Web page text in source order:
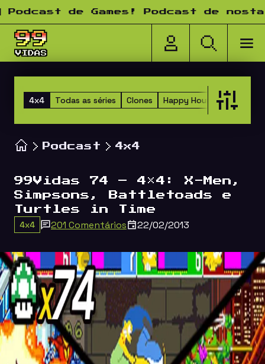
Pular para o conteúdo
de Games! Podcast de
Todas as séries Clones Happy Hour dos Amigos
4x4
Podcast 4x4
99Vidas 74 – 4×4: X-Men,
Simpsons, Battletoads e
Turtles in Time
4x4 201 Comentários 22/02/2013